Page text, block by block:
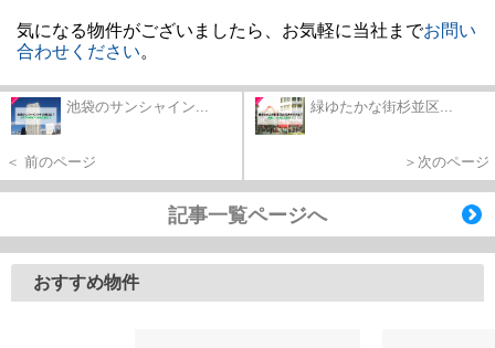
気になる物件がございましたら、お気軽に当社までお問い
合わせください。
池袋のサンシャイン...
＜ 前のページ
緑ゆたかな街杉並区...
＞次のページ
記事一覧ページへ
おすすめ物件